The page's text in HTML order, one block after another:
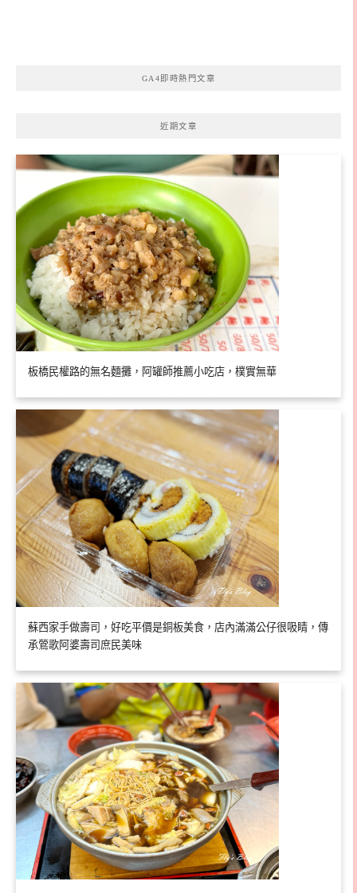
GA4即時熱門文章
近期文章
板橋民權路的無名麵攤，阿罐師推薦小吃店，樸實無華
蘇西家手做壽司，好吃平價是銅板美食，店內滿滿公仔很吸睛，傳
承鶯歌阿婆壽司庶民美味